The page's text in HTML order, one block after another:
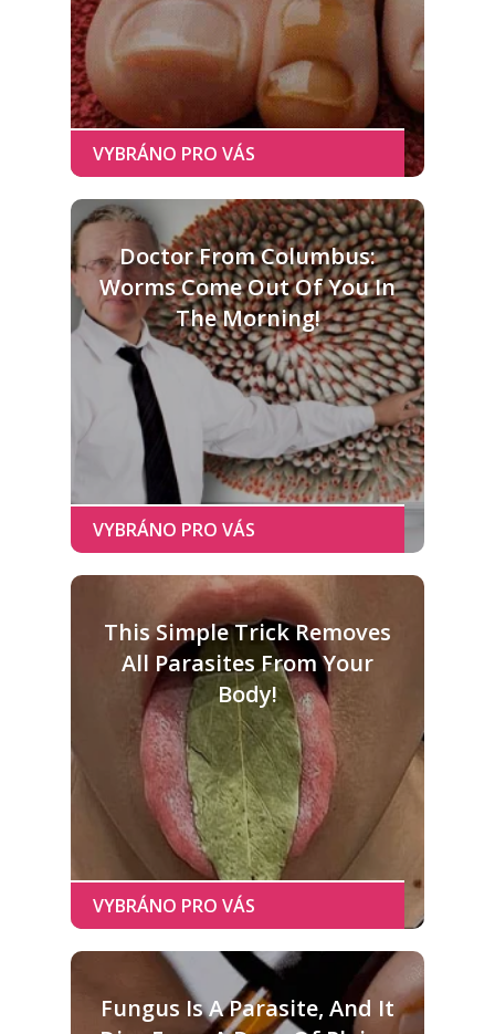
Doctor From Columbus:
Worms Come Out Of You In
The Morning!
This Simple Trick Removes
All Parasites From Your
Body!
Fungus Is A Parasite, And It